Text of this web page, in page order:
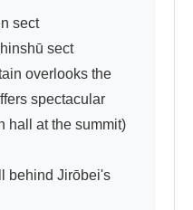
sect
sect
overlooks the
spectacular
hall at the summit)
behind Jirōbei's